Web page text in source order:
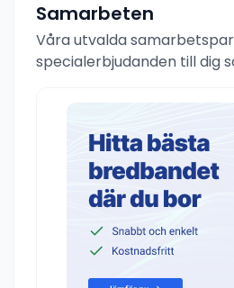
Samarbeten
Våra utvalda
specialerbjudanden till dig